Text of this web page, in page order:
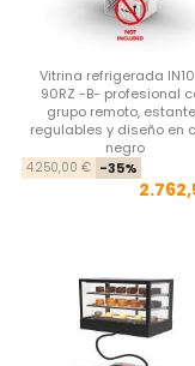
Vitrina refrigerada
90RZ -B- profesional
grupo remoto,
regulables y diseño en
negro
4.250,00 € -35%